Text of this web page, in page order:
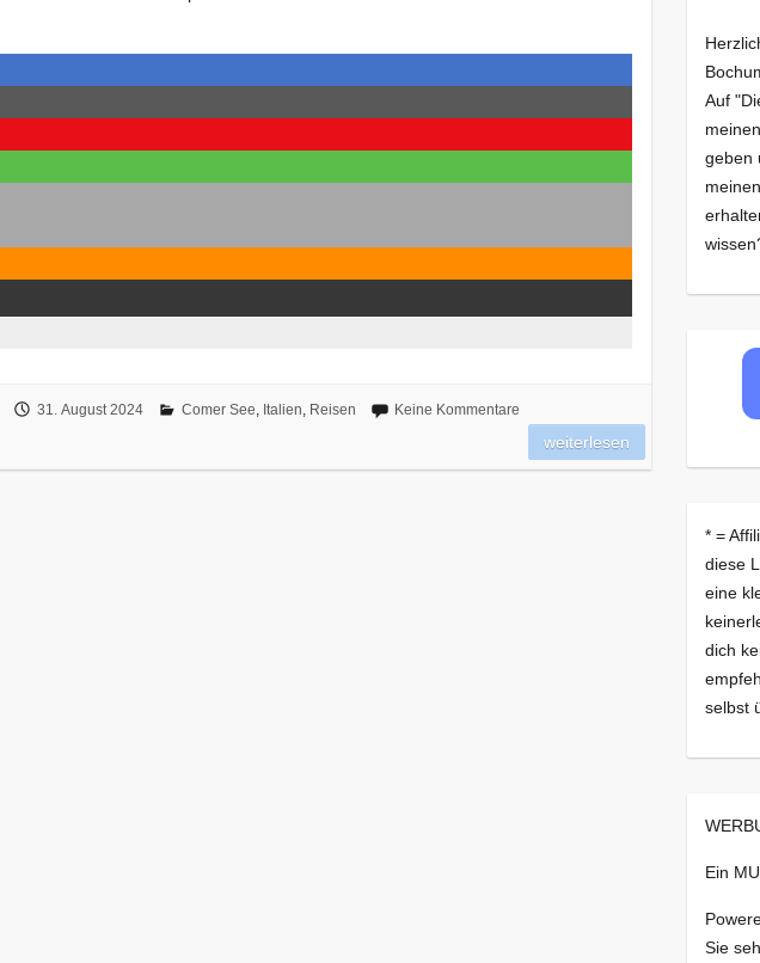
31. August 2024 Comer See, Italien, Reisen Keine Kommentare
weiterlesen
Auf
geben
* =
diese
eine
dich
selbst
Ein
Sie